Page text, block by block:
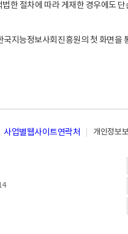
절차에 따라 게재한 경우에도
지능정보사회진흥원의 첫 화면
사업별웹사이트연락처 개인정보